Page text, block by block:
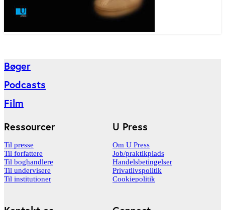
Bøger
Podcasts
Film
U Press
Om U Press
Job/praktikplads
Handelsbetingelser
Privatlivspolitik
Cookiepolitik
Ressourcer
Til presse
Til forfattere
Til boghandlere
Til undervisere
Til institutioner